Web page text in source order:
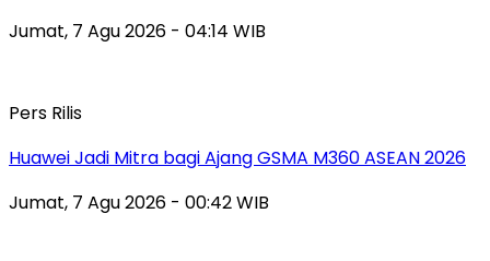
Jumat, 7 Agu 2026 - 04:14 WIB
Pers Rilis
Huawei Jadi Mitra bagi Ajang GSMA M360 ASEAN 2026
Jumat, 7 Agu 2026 - 00:42 WIB